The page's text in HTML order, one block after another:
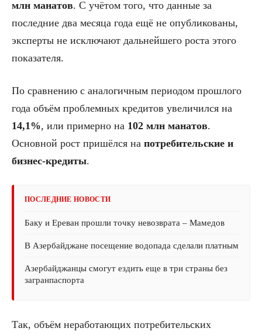
млн манатов. С учётом того, что данные за
последние два месяца года ещё не опубликованы,
эксперты не исключают дальнейшего роста этого
показателя.
По сравнению с аналогичным периодом прошлого
года объём проблемных кредитов увеличился на
14,1%, или примерно на 102 млн манатов.
Основной рост пришёлся на потребительские и
бизнес-кредиты.
ПОСЛЕДНИЕ НОВОСТИ
Баку и Ереван прошли точку невозврата – Мамедов
В Азербайджане посещение водопада сделали платным
Азербайджанцы смогут ездить еще в три страны без
загранпаспорта
Так, объём неработающих потребительских